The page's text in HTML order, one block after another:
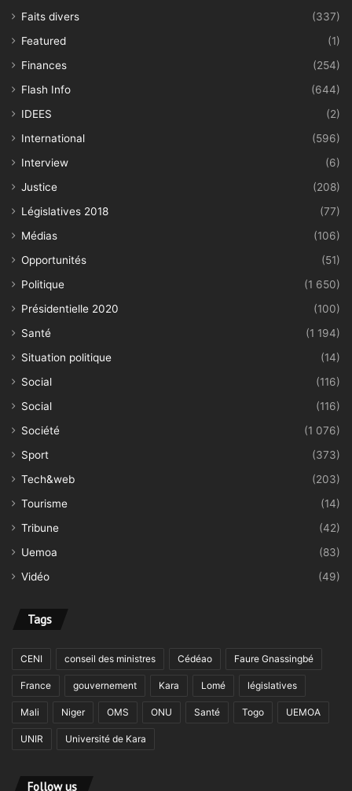
Faits divers
(337)
Featured
(1)
Finances
(254)
Flash Info
(644)
IDEES
(2)
International
(596)
Interview
(6)
Justice
(208)
Législatives 2018
(77)
Médias
(106)
Opportunités
(51)
Politique
(1 650)
Présidentielle 2020
(100)
Santé
(1 194)
Situation politique
(14)
Social
(116)
Social
(116)
Société
(1 076)
Sport
(373)
Tech&web
(203)
Tourisme
(14)
Tribune
(42)
Uemoa
(83)
Vidéo
(49)
Tags
CENI conseil des ministres Cédéao Faure Gnassingbé
France gouvernement Kara Lomé législatives
Mali Niger OMS ONU Santé Togo UEMOA
UNIR Université de Kara
Follow us